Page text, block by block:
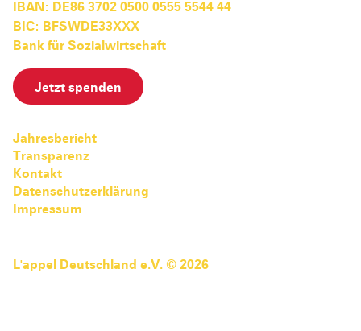
IBAN: DE86 3702 0500 0555 5544 44
BIC: BFSWDE33XXX
Bank für Sozialwirtschaft
Jetzt spenden
Jahresbericht
Transparenz
Kontakt
Datenschutzerklärung
Impressum
L'appel Deutschland e.V. © 2026